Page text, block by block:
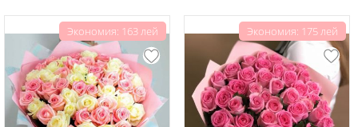
Экономия: 163 лей Экономия: 175 лей